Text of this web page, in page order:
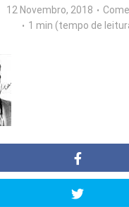
12 Novembro, 2018
1 min (tempo de